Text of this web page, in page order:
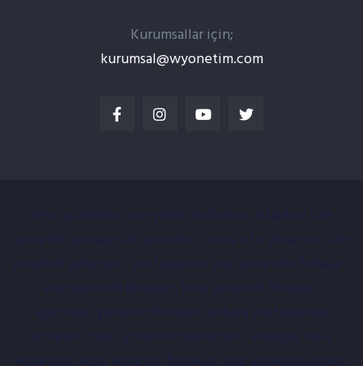
Kurumsallar için;
kurumsal@wyonetim.com